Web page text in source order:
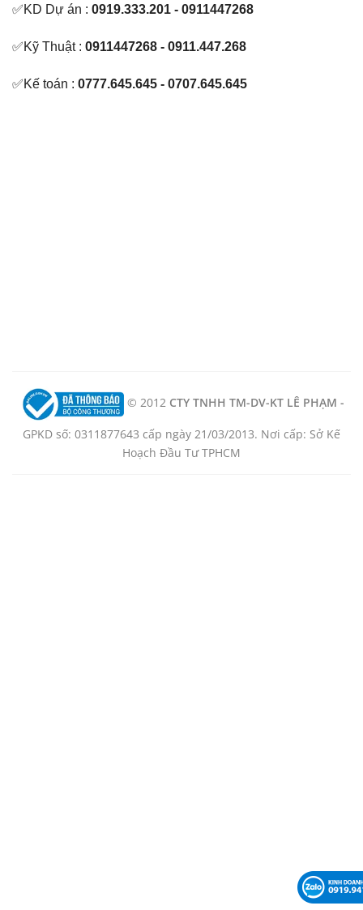
✅KD Dự án : 0919.333.201 - 0911447268
✅Kỹ Thuật : 0911447268 - 0911.447.268
✅Kế toán : 0777.645.645 - 0707.645.645
© 2012 CTY TNHH TM-DV-KT LÊ PHẠM -
GPKD số: 0311877643 cấp ngày 21/03/2013. Nơi cấp: Sở Kế
Hoạch Đầu Tư TPHCM